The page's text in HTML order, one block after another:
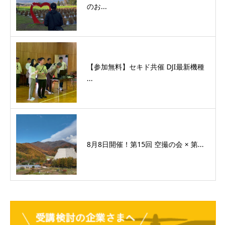
のお...
【参加無料】セキド共催 DJI最新機種
...
8月8日開催！第15回 空撮の会 × 第...